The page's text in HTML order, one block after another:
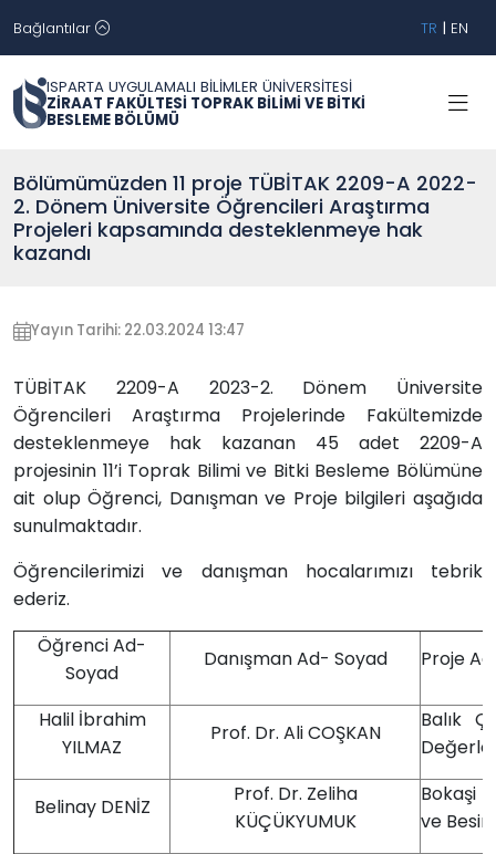
Bağlantılar TR | EN
ISPARTA UYGULAMALI BİLİMLER ÜNİVERSİTESİ
ZİRAAT FAKÜLTESİ TOPRAK BİLİMİ VE BİTKİ
BESLEME BÖLÜMÜ
Bölümümüzden 11 proje TÜBİTAK 2209-A 2022-
2. Dönem Üniversite Öğrencileri Araştırma
Projeleri kapsamında desteklenmeye hak
kazandı
Yayın Tarihi: 22.03.2024 13:47
TÜBİTAK 2209-A 2023-2. Dönem Üniversite
Öğrencileri Araştırma Projelerinde Fakültemizde
desteklenmeye hak kazanan 45 adet 2209-A
projesinin 11’i Toprak Bilimi ve Bitki Besleme Bölümüne
ait olup Öğrenci, Danışman ve Proje bilgileri aşağıda
sunulmaktadır.
Öğrencilerimizi ve danışman hocalarımızı tebrik
ederiz.
Öğrenci Ad-
Soyad
Danışman Ad- Soyad Proje Adı
Halil İbrahim
YILMAZ
Prof. Dr. Ali COŞKAN
Balık
Belinay DENİZ
Prof. Dr. Zeliha
KÜÇÜKYUMUK
Bokaşi
ve